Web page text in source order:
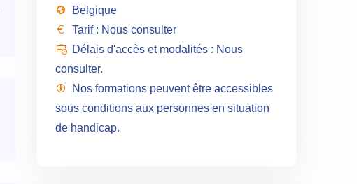
Belgique
Tarif : Nous consulter
Délais d'accès et modalités : Nous
consulter.
Nos formations peuvent être accessibles
sous conditions aux personnes en situation
de handicap.